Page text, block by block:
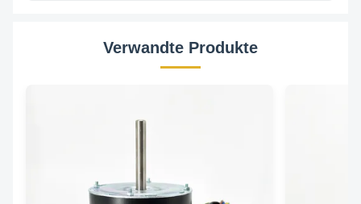
Verwandte Produkte